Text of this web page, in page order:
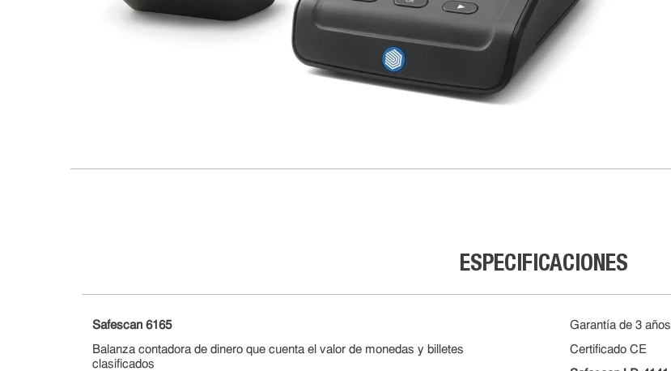
ESPECIFICACIONES
Safescan 6165
Balanza contadora de dinero que cuenta el valor de monedas y billetes
clasificados
Garantía de 3 años
Certificado CE